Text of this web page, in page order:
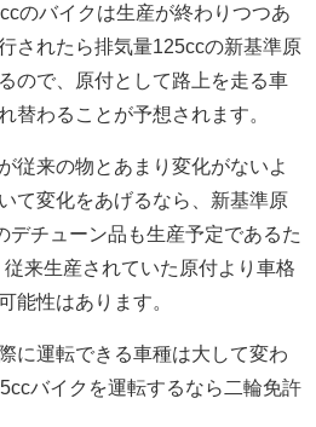
のバイクは生産が終わりつつあ
されたら排気量125ccの新基準原
ので、原付として路上を走る車
替わることが予想されます。
従来の物とあまり変化がないよ
て変化をあげるなら、新基準原
デチューン品も生産予定であるた
来生産されていた原付より車格
能性はあります。
に運転できる車種は大して変わ
バイクを運転するなら二輪免許